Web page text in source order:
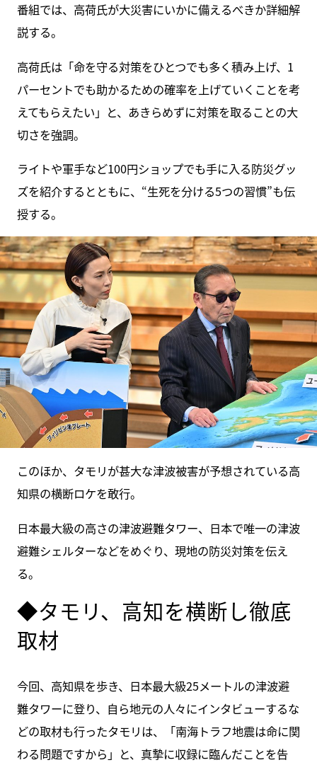
番組では、高荷氏が大災害にいかに備えるべきか詳細解
説する。
高荷氏は「命を守る対策をひとつでも多く積み上げ、1
パーセントでも助かるための確率を上げていくことを考
えてもらえたい」と、あきらめずに対策を取ることの大
切さを強調。
ライトや軍手など100円ショップでも手に入る防災グッ
ズを紹介するとともに、“生死を分ける5つの習慣”も伝
授する。
このほか、タモリが甚大な津波被害が予想されている高
知県の横断ロケを敢行。
日本最大級の高さの津波避難タワー、日本で唯一の津波
避難シェルターなどをめぐり、現地の防災対策を伝え
る。
◆タモリ、高知を横断し徹底
取材
今回、高知県を歩き、日本最大級25メートルの津波避
難タワーに登り、自ら地元の人々にインタビューするな
どの取材も行ったタモリは、「南海トラフ地震は命に関
わる問題ですから」と、真摯に収録に臨んだことを告